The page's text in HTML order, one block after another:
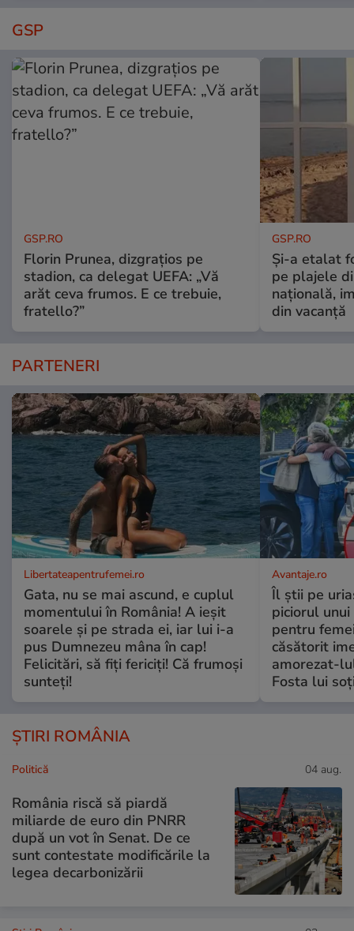
GSP
GSP.RO
Florin Prunea, dizgrațios pe
stadion, ca delegat UEFA: „Vă
arăt ceva frumos. E ce trebuie,
fratello?”
GSP.RO
Și-a etalat
pe plajele
națională,
din vacanță
PARTENERI
Libertateapentrufemei.ro
Gata, nu se mai ascund, e cuplul
momentului în România! A ieșit
soarele și pe strada ei, iar lui i-a
pus Dumnezeu mâna în cap!
Felicitări, să fiți fericiți! Că frumoși
sunteți!
Avantaje.ro
Îl știi pe
piciorul
pentru
căsătorit
amorezat-
Fosta lui
ȘTIRI ROMÂNIA
Politică 04 aug.
România riscă să piardă
miliarde de euro din PNRR
după un vot în Senat. De ce
sunt contestate modificările la
legea decarbonizării